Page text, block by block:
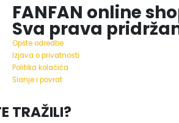
FANFAN online
Sva prava
Opšte odredbe
Izjava o privatnosti
Politika kolačića
Slanje i povrat
TRAŽILI?